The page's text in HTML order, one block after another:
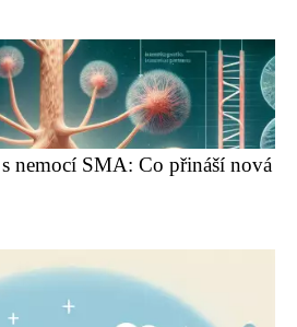
nemocí SMA: Co přináší nová